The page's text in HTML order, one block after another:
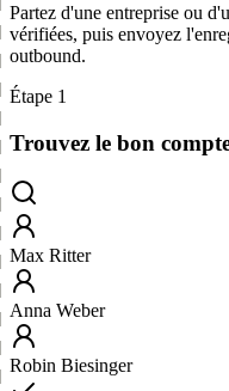
Partez d'une entreprise ou
vérifiées, puis envoyez
outbound.
Étape 1
Trouvez le bon
Max Ritter
Anna Weber
Robin Biesinger